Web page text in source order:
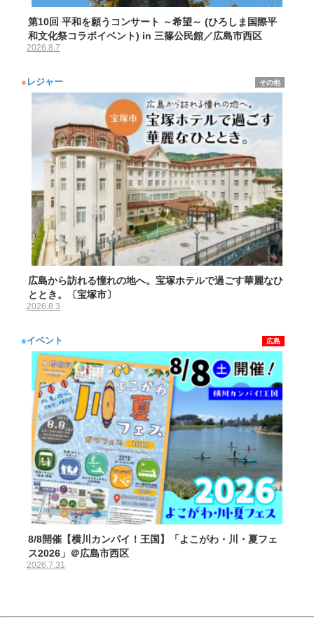
第10回 平和を願うコンサート ～希望～ (ひろしま国際平
和文化祭コラボイベント) in 三篠公民館／広島市西区
2026.8.7
● レジャー その他
広島から訪れる憧れの地へ。宝塚ホテルで過ごす華麗なひ
ととき。〔宝塚市〕
2026.8.3
●イベント 広島
8/8開催【横川カンパイ！王国】「よこがわ・川・夏フェ
ス2026」＠広島市西区
2026.7.31